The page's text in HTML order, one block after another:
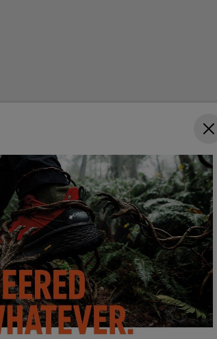
Equípate
De Senderismo Forros Polares Informales